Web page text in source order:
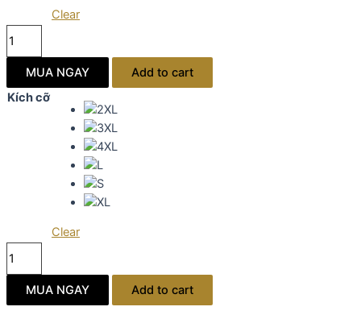
Clear
Sườn
nhung
rêu
MUA NGAY
Add to cart
Kích cỡ
Clear
Sườn
nhung
rêu
MUA NGAY Add to cart